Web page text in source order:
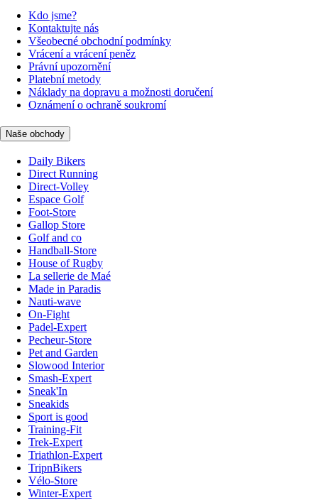
Kdo jsme?
Kontaktujte nás
Všeobecné obchodní podmínky
Vrácení a vrácení peněz
Právní upozornění
Platební metody
Náklady na dopravu a možnosti doručení
Oznámení o ochraně soukromí
Naše obchody
Daily Bikers
Direct Running
Direct-Volley
Espace Golf
Foot-Store
Gallop Store
Golf and co
Handball-Store
House of Rugby
La sellerie de Maé
Made in Paradis
Nauti-wave
On-Fight
Padel-Expert
Pecheur-Store
Pet and Garden
Slowood Interior
Smash-Expert
Sneak'In
Sneakids
Sport is good
Training-Fit
Trek-Expert
Triathlon-Expert
TripnBikers
Vélo-Store
Winter-Expert